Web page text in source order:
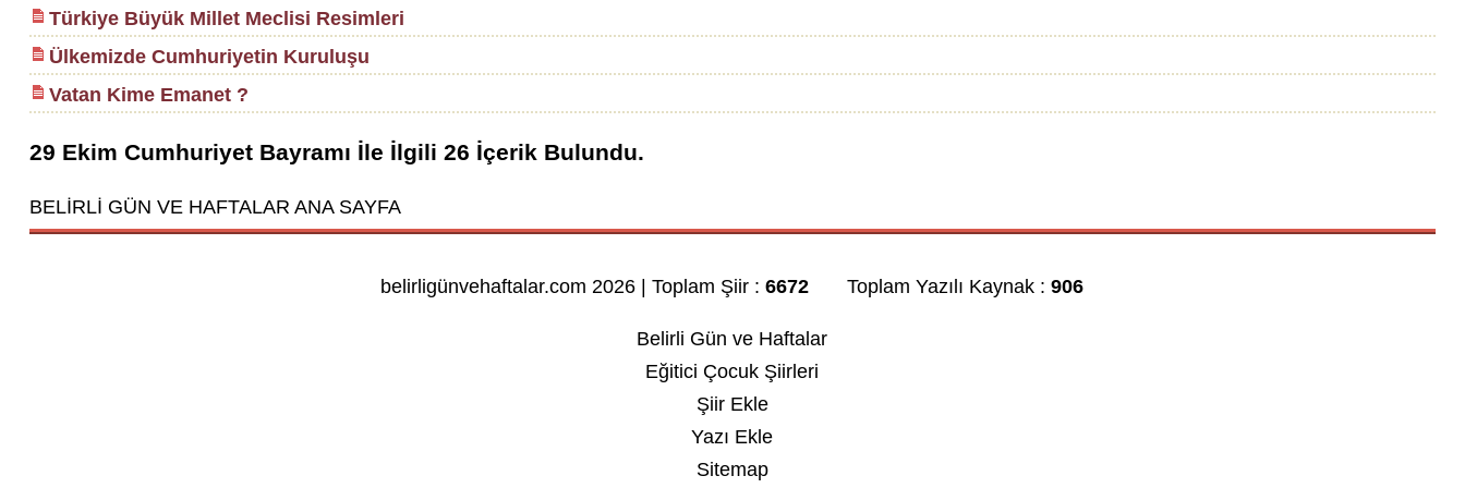
Türkiye Büyük Millet Meclisi Resimleri
Ülkemizde Cumhuriyetin Kuruluşu
Vatan Kime Emanet ?
29 Ekim Cumhuriyet Bayramı İle İlgili 26 İçerik Bulundu.
BELİRLİ GÜN VE HAFTALAR ANA SAYFA
belirligünvehaftalar.com 2026 | Toplam Şiir :6672 Toplam Yazılı Kaynak :906
Belirli Gün ve Haftalar
Eğitici Çocuk Şiirleri
Şiir Ekle
Yazı Ekle
Sitemap